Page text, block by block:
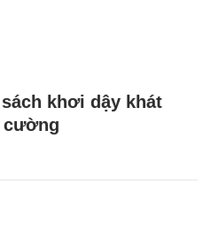
khơi dậy khát
cường